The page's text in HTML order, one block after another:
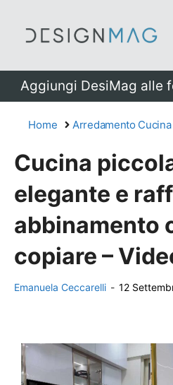
Aggiungi DesiMag alle
Home Arredamento Cucina
Cucina
elegante e
abbinamento
copiare –
Emanuela Ceccarelli - 12